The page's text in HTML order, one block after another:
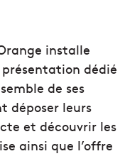
installe
dédié
de ses
déposer leurs
et découvrir les
ainsi que l’offre